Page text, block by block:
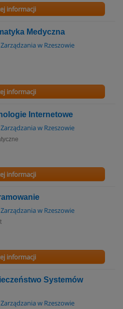
informacji
Medyczna
w Rzeszowie
informacji
Internetowe
w Rzeszowie
informacji
w Rzeszowie
informacji
Systemów
w Rzeszowie